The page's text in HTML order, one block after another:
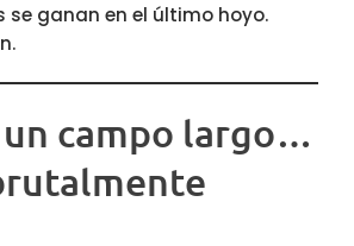
se ganan en el último hoyo.
un campo largo…